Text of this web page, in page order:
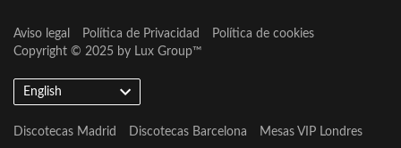
Aviso legal Política de Privacidad
Política de cookies
Copyright © 2025 by Lux Group™
English
Discotecas Madrid Discotecas Barcelona Mesas VIP Londres